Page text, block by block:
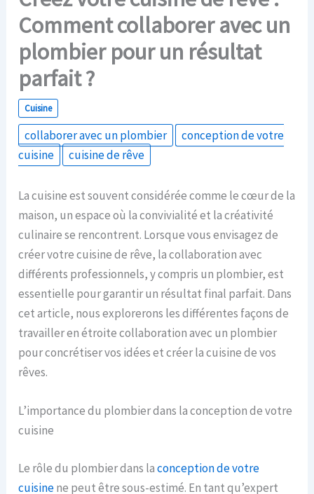
Comment collaborer avec un
plombier pour un résultat
parfait ?
Cuisine
collaborer avec un plombier
conception de votre
cuisine
cuisine de rêve
La cuisine est souvent considérée comme le cœur de la
maison, un espace où la convivialité et la créativité
culinaire se rencontrent. Lorsque vous envisagez de
créer votre cuisine de rêve, la collaboration avec
différents professionnels, y compris un plombier, est
essentielle pour garantir un résultat final parfait. Dans
cet article, nous explorerons les différentes façons de
travailler en étroite collaboration avec un plombier
pour concrétiser vos idées et créer la cuisine de vos
rêves.
L’importance du plombier dans la conception de votre
cuisine
Le rôle du plombier dans laconception de votre
cuisinene peut être sous-estimé. En tant qu’expert